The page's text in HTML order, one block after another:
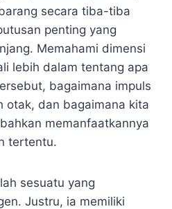
secara tiba-tiba
penting yang
Memahami dimensi
lebih dalam tentang apa
bagaimana impuls
otak, dan bagaimana kita
memanfaatkannya
tertentu.
sesuatu yang
Justru, ia memiliki